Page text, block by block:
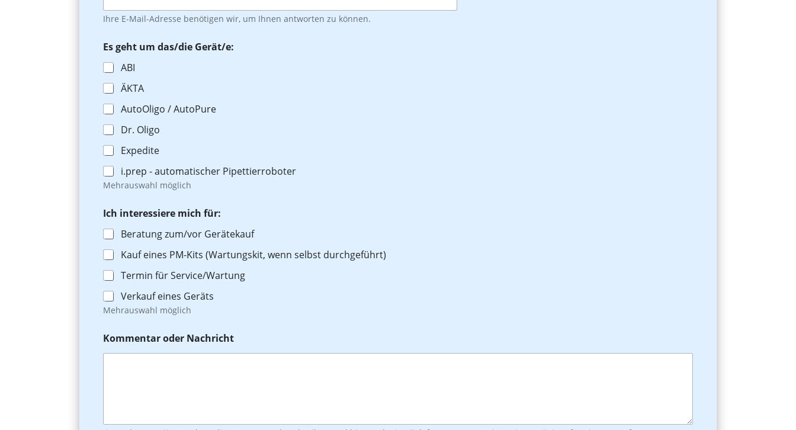
Ihre E-Mail-Adresse benötigen wir, um Ihnen antworten zu können.
Es geht um das/die Gerät/e:
ABI
ÄKTA
AutoOligo / AutoPure
Dr. Oligo
Expedite
i.prep - automatischer Pipettierroboter
Mehrauswahl möglich
Ich interessiere mich für:
Beratung zum/vor Gerätekauf
Kauf eines PM-Kits (Wartungskit, wenn selbst durchgeführt)
Termin für Service/Wartung
Verkauf eines Geräts
Mehrauswahl möglich
Kommentar oder Nachricht